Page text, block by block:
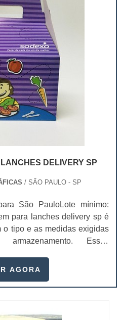
DELIVERY SP
/ SÃO PAULO - SP
São PauloLote mínimo:
para lanches delivery sp é
o tipo e as medidas exigidas
Essas
só pela sofisticação, mas
e outros canais de
AGORA